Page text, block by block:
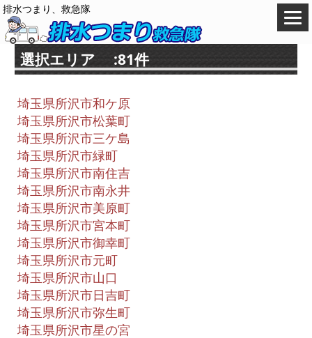
排水つまり、救急隊
選択エリア :81件
埼玉県所沢市和ケ原
埼玉県所沢市松葉町
埼玉県所沢市三ケ島
埼玉県所沢市緑町
埼玉県所沢市南住吉
埼玉県所沢市南永井
埼玉県所沢市美原町
埼玉県所沢市宮本町
埼玉県所沢市御幸町
埼玉県所沢市元町
埼玉県所沢市山口
埼玉県所沢市日吉町
埼玉県所沢市弥生町
埼玉県所沢市星の宮